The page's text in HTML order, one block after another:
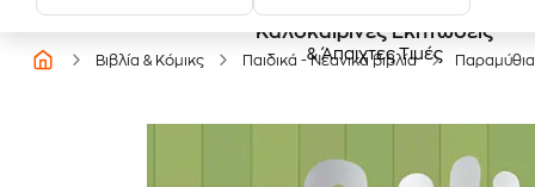
Καλοκαιρινές Εκπτώσεις
& Άπαιχτες Τιμές
Βιβλία & Κόμικς Παιδικά - Νεανικά βιβλία Παραμύθια